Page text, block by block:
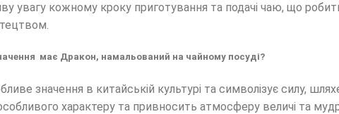
увагу кожному кроку приготування та подачі чаю, що
має Дракон, намальований на чайному посуді?
значення в китайській культурі та символізує силу,
характеру та привносить атмосферу величі та